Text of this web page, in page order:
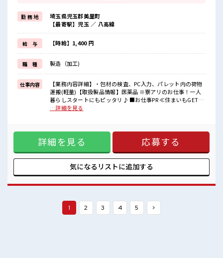
安心して寮で新生活がスタートできます♪
基本的に赴任地までの交通費が出ますので遠方の方もご安心くださ
(規定有)≪1日1時間程の残業で収入アップ≫
残業は月20時間未満で、
ほどよく稼げます♪
≪ヘアカラーOKで自由な雰囲気の職場≫
明るすぎたり奇抜でなければ基本的に自由！
(規定有)
■職場の雰囲気
髪型・髪色自由♪
派手過ぎなければOKだから、
寮もあるので遠方からの方も安心！
勤 務 地
埼玉県児玉郡美里町
【最寄駅】児玉 ／ 八高線
給 与 【時給】1,400 円
職 種 製造（加工)
仕事内容
【業務内容詳細】・包材の検査、PC入力、パレット内の荷物
運搬(軽量)【取扱製品情報】医薬品 ※寮アリのお仕事！一人
暮らしスタートにもピッタリ♪ ■お仕事PR ≪住まいもGET≫
一人暮らしをしたい方や高収入で働きたい方に、 オススメし
赴任地までの交通費が出ますので遠方の方もご安心くださ
い！ (規定有)≪1日1時間程の残業で収入アップ≫ 残業は月20
時間未満で、 ほどよく稼げます♪ ≪ヘアカラーOKで自由な
雰囲気の職場≫ 明るすぎたり奇抜でなければ基本的に自由！
(規定有) ■職場の雰囲気 髪型・髪色自由♪ 派手過ぎなければ
OKだから、 モチベーションもUP！ ホドよく残業があるので
も安心！
…詳細を見る
詳細を見る 応募する
気になるリストに追加する
1 2 3 4 5 >